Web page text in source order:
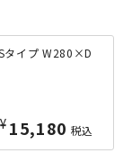
タイプ W280×D
¥ 15,180 税込